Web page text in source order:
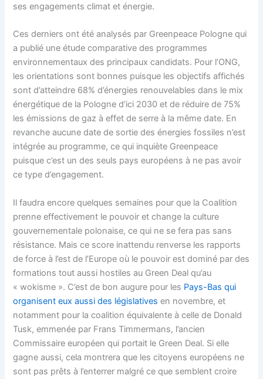
ses engagements climat et énergie.
Ces derniers ont été analysés par Greenpeace Pologne qui
a publié une étude comparative des programmes
environnementaux des principaux candidats. Pour l’ONG,
les orientations sont bonnes puisque les objectifs affichés
sont d’atteindre 68% d’énergies renouvelables dans le mix
énergétique de la Pologne d’ici 2030 et de réduire de 75%
les émissions de gaz à effet de serre à la même date. En
revanche aucune date de sortie des énergies fossiles n’est
intégrée au programme, ce qui inquiète Greenpeace
puisque c’est un des seuls pays européens à ne pas avoir
ce type d’engagement.
Il faudra encore quelques semaines pour que la Coalition
prenne effectivement le pouvoir et change la culture
gouvernementale polonaise, ce qui ne se fera pas sans
résistance. Mais ce score inattendu renverse les rapports
de force à l’est de l’Europe où le pouvoir est dominé par des
formations tout aussi hostiles au Green Deal qu’au
« wokisme ». C’est de bon augure pour les Pays-Bas qui
organisent eux aussi des législatives en novembre, et
notamment pour la coalition équivalente à celle de Donald
Tusk, emmenée par Frans Timmermans, l’ancien
Commissaire européen qui portait le Green Deal. Si elle
gagne aussi, cela montrera que les citoyens européens ne
sont pas prêts à l’enterrer malgré ce que semblent croire